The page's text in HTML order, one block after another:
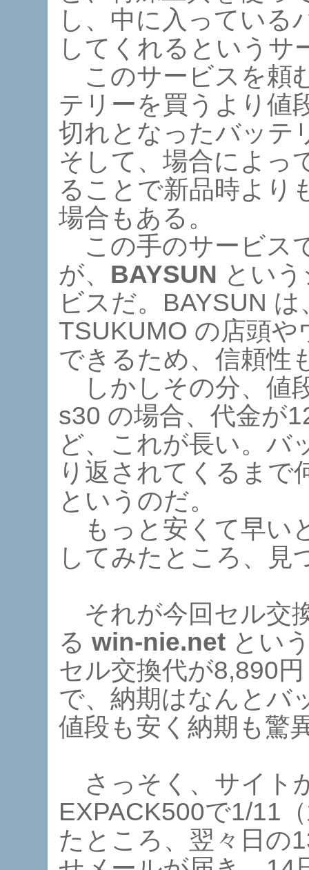
し、中に入っている
してくれるというサ
このサービスを頼
テリーを買うより値
切れとなったバッテ
そして、場合によっ
ることで新品時より
場合もある。
この手のサービス
が、 BAYSUN とい
ビスだ。BAYSUN
TSUKUMO の店頭
できるため、信頼性
しかしその分、値
s30 の場合、代金が
ど、これが長い。バ
り返されてくるまで
というのだ。
もっと安くて早い
してみたところ、見
それが今回セル交
る win-nie.net とい
セル交換代が8,890
で、納期はなんとバ
値段も安く納期も驚
さっそく、サイト
EXPACK500で1/11
たところ、翌々日の